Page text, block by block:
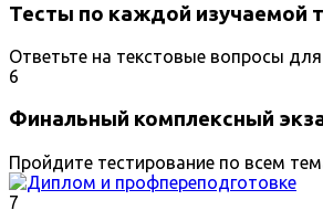
Тесты по каждой изучаемой
Ответьте на текстовые вопросы
6
Финальный комплексный
Пройдите тестирование по всем
7